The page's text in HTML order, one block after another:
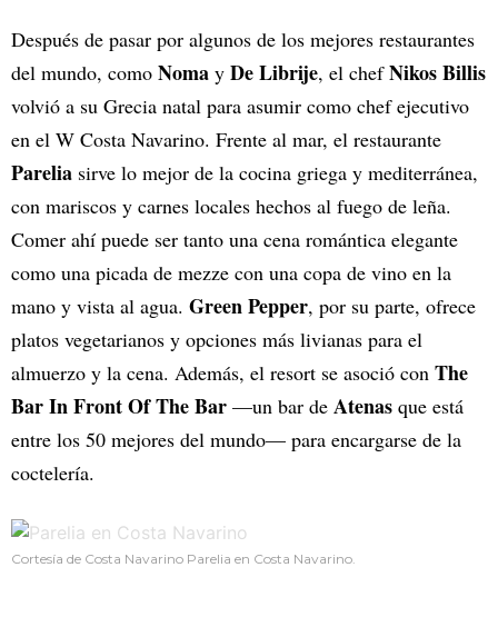
Después de pasar por algunos de los mejores restaurantes
del mundo, como Noma y De Librije, el chefNikos Billis
volvió a su Grecia natal para asumir como chef ejecutivo
en el W Costa Navarino. Frente al mar, el restaurante
Parelia sirve lo mejor de la cocina griega y mediterránea,
con mariscos y carnes locales hechos al fuego de leña.
Comer ahí puede ser tanto una cena romántica elegante
como una picada de mezze con una copa de vino en la
mano y vista al agua. Green Pepper, por su parte, ofrece
platos vegetarianos y opciones más livianas para el
almuerzo y la cena. Además, el resort se asoció con The
Bar In Front Of The Bar —un bar de Atenas que está
entre los 50 mejores del mundo— para encargarse de la
coctelería.
Cortesía de Costa Navarino Parelia en Costa Navarino.